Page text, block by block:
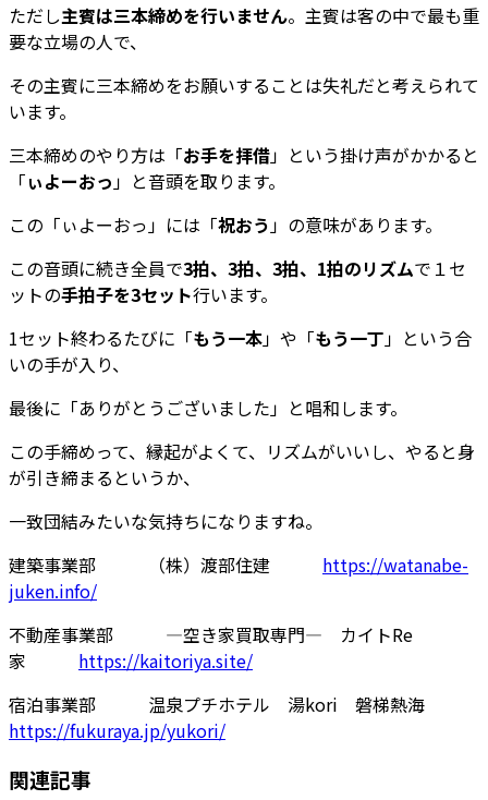
ただし主賓は三本締めを行いません。主賓は客の中で最も重
要な立場の人で、
その主賓に三本締めをお願いすることは失礼だと考えられて
います。
三本締めのやり方は「お手を拝借」という掛け声がかかると
「ぃよーおっ」と音頭を取ります。
この「ぃよーおっ」には「祝おう」の意味があります。
この音頭に続き全員で3拍、3拍、3拍、1拍のリズムで１セ
ットの手拍子を3セット行います。
1セット終わるたびに「もう一本」や「もう一丁」という合
いの手が入り、
最後に「ありがとうございました」と唱和します。
この手締めって、縁起がよくて、リズムがいいし、やると身
が引き締まるというか、
一致団結みたいな気持ちになりますね。
建築事業部 （株）渡部住建 https://watanabe-
juken.info/
不動産事業部 ―空き家買取専門― カイトRe
家 https://kaitoriya.site/
宿泊事業部 温泉プチホテル 湯kori 磐梯熱海
https://fukuraya.jp/yukori/
関連記事